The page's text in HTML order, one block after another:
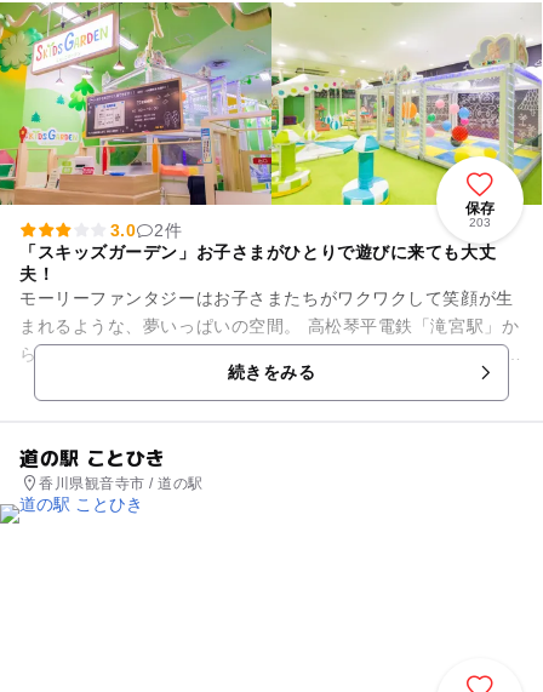
保存
203
3.0
2件
「スキッズガーデン」お子さまがひとりで遊びに来ても大丈
夫！
モーリーファンタジーはお子さまたちがワクワクして笑顔が生
まれるような、夢いっぱいの空間。 高松琴平電鉄「滝宮駅」か
ら徒歩12分ほどのイオンモール綾川に出店しています。 ショッ
続きをみる
道の駅 ことひき
香川県観音寺市 / 道の駅